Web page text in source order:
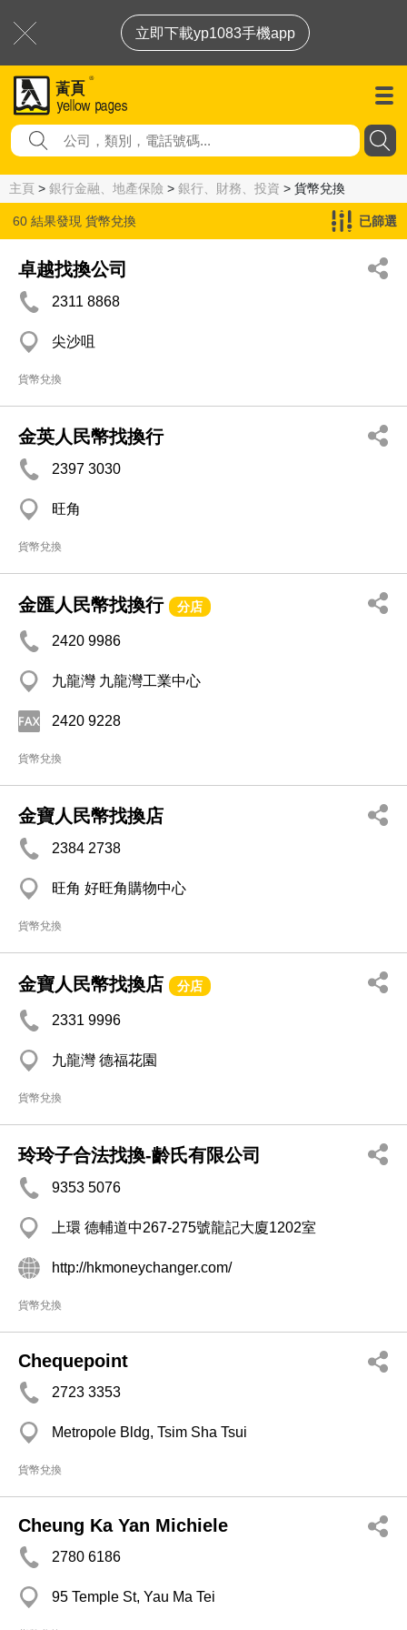
立即下載yp1083手機app
主頁 > 銀行金融、地產保險 > 銀行、財務、投資 > 貨幣兌換
60 結果發現 貨幣兌換 已篩選
卓越找換公司
2311 8868
尖沙咀
貨幣兌換
金英人民幣找換行
2397 3030
旺角
貨幣兌換
金匯人民幣找換行 分店
2420 9986
九龍灣 九龍灣工業中心
2420 9228
貨幣兌換
金寶人民幣找換店
2384 2738
旺角 好旺角購物中心
貨幣兌換
金寶人民幣找換店 分店
2331 9996
九龍灣 德福花園
貨幣兌換
玲玲子合法找換-齡氏有限公司
9353 5076
上環 德輔道中267-275號龍記大廈1202室
http://hkmoneychanger.com/
貨幣兌換
Chequepoint
2723 3353
Metropole Bldg, Tsim Sha Tsui
貨幣兌換
Cheung Ka Yan Michiele
2780 6186
95 Temple St, Yau Ma Tei